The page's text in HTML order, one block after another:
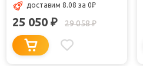
доставим 8.08 за 0₽
25 050 ₽ 29 058₽